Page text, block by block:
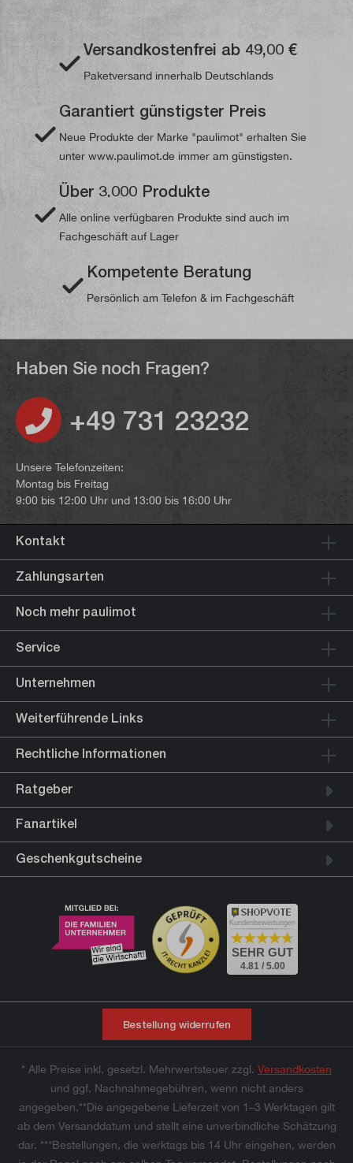
Versandkostenfrei ab 49,00 €
Paketversand innerhalb Deutschlands
Garantiert günstigster Preis
Neue Produkte der Marke "paulimot" erhalten Sie
unter www.paulimot.de immer am günstigsten.
Über 3.000 Produkte
Alle online verfügbaren Produkte sind auch im
Fachgeschäft auf Lager
Kompetente Beratung
Persönlich am Telefon & im Fachgeschäft
Haben Sie noch Fragen?
+49 731 23232
Unsere Telefonzeiten:
Montag bis Freitag
9:00 bis 12:00 Uhr und 13:00 bis 16:00 Uhr
Kontakt
Zahlungsarten
Noch mehr paulimot
Service
Unternehmen
Weiterführende Links
Rechtliche Informationen
Ratgeber
Fanartikel
Geschenkgutscheine
Kundenbewertungen
SEHR GUT
4.81 / 5.00
Bestellung widerrufen
* Alle Preise inkl. gesetzl. Mehrwertsteuer zzgl. Versandkosten
und ggf. Nachnahmegebühren, wenn nicht anders
angegeben.**Die angegebene Lieferzeit von 1–3 Werktagen gilt
ab dem Versanddatum und stellt eine unverbindliche Schätzung
dar. ***Bestellungen, die werktags bis 14 Uhr eingehen, werden